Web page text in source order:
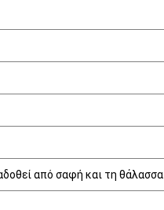
από σαφή και τη θάλασσα